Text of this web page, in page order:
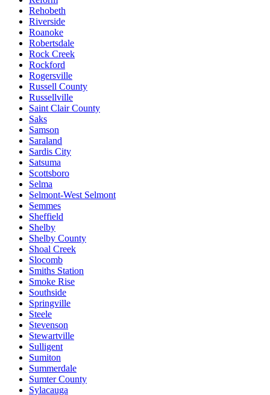
Rehobeth
Riverside
Roanoke
Robertsdale
Rock Creek
Rockford
Rogersville
Russell County
Russellville
Saint Clair County
Saks
Samson
Saraland
Sardis City
Satsuma
Scottsboro
Selma
Selmont-West Selmont
Semmes
Sheffield
Shelby
Shelby County
Shoal Creek
Slocomb
Smiths Station
Smoke Rise
Southside
Springville
Steele
Stevenson
Stewartville
Sulligent
Sumiton
Summerdale
Sumter County
Sylacauga